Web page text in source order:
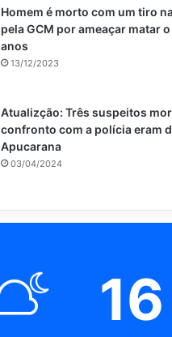
Homem é morto com um tiro
pela GCM por ameaçar matar
anos
13/12/2023
Atualizção: Três suspeitos
confronto com a polícia eram
Apucarana
03/04/2024
16